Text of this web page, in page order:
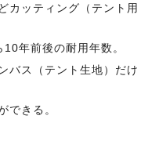
カッティング（テント用
年前後の耐用年数。
バス（テント生地）だけ
できる。